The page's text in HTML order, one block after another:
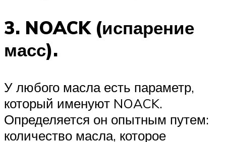
3. NOACK (испарение
масс).
У любого масла есть параметр,
который именуют NOACK.
Определяется он опытным путем:
количество масла, которое